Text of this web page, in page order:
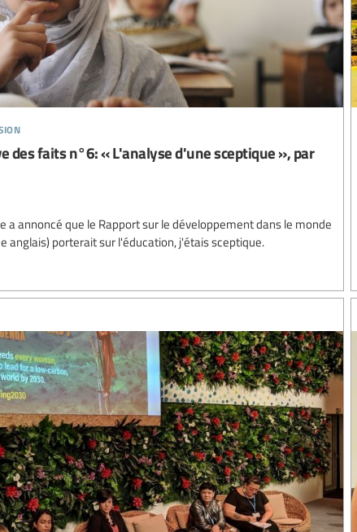
des faits n°6: « L'analyse d'une sceptique », par
a annoncé que le Rapport sur le développement dans le monde
anglais) porterait sur l'éducation, j'étais sceptique.